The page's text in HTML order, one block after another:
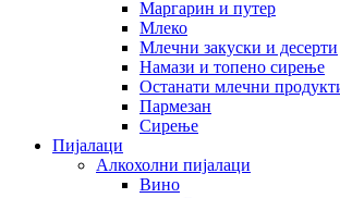
Маргарин и путер
Млеко
Млечни закуски и десерти
Намази и топено сирење
Останати млечни
Пармезан
Сирење
Пијалаци
Алкохолни пијалаци
Вино